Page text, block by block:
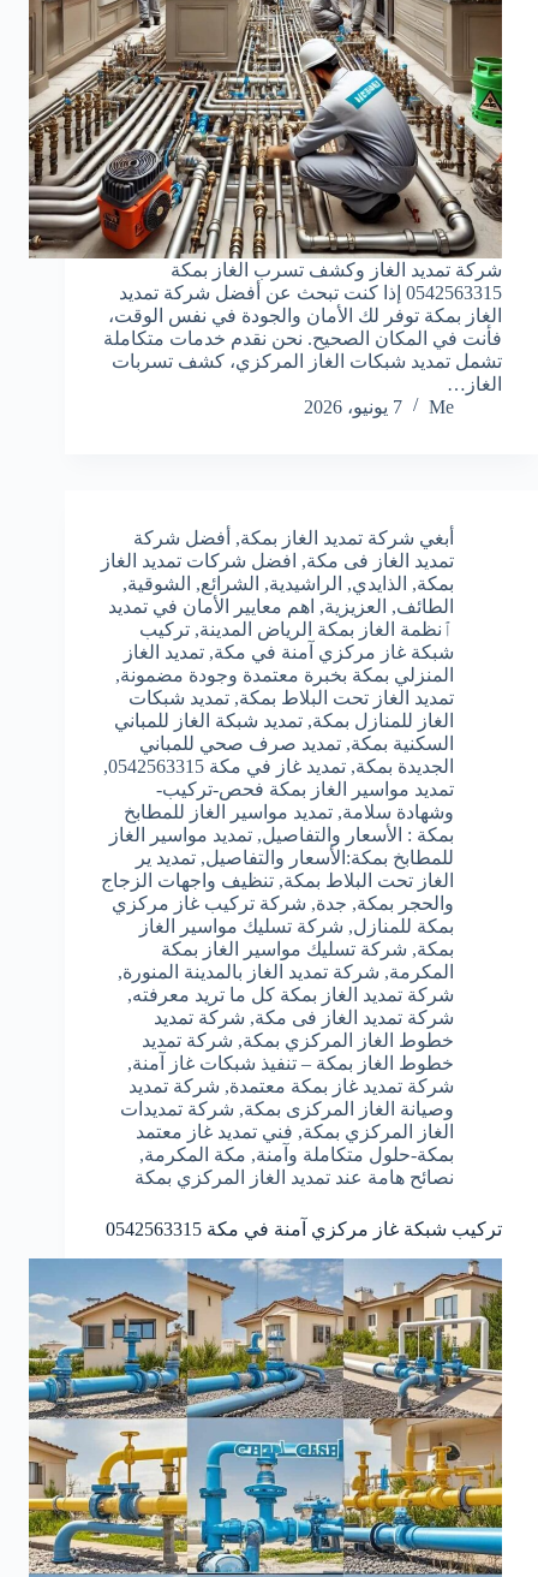
شركة تمديد الغاز وكشف تسرب الغاز بمكة
0542563315 إذا كنت تبحث عن أفضل شركة تمديد
الغاز بمكة توفر لك الأمان والجودة في نفس الوقت،
فأنت في المكان الصحيح. نحن نقدم خدمات متكاملة
تشمل تمديد شبكات الغاز المركزي، كشف تسربات
الغاز…
Me
7 يونيو، 2026
أبغي شركة تمديد الغاز بمكة, أفضل شركة
تمديد الغاز فى مكة, افضل شركات تمديد الغاز
بمكة, الذايدي, الراشيدية, الشرائع, الشوقية,
الطائف, العزيزية, اهم معايير الأمان في تمديد
ٱنظمة الغاز بمكة الرياض المدينة, تركيب
شبكة غاز مركزي آمنة في مكة, تمديد الغاز
المنزلي بمكة بخبرة معتمدة وجودة مضمونة,
تمديد الغاز تحت البلاط بمكة, تمديد شبكات
الغاز للمنازل بمكة, تمديد شبكة الغاز للمباني
السكنية بمكة, تمديد صرف صحي للمباني
الجديدة بمكة, تمديد غاز في مكة 0542563315
,
تمديد مواسير الغاز بمكة فحص-تركيب-
وشهادة سلامة, تمديد مواسير الغاز للمطابخ
بمكة : الأسعار والتفاصيل, تمديد مواسير الغاز
للمطابخ بمكة:الأسعار والتفاصيل, تمديد ير
الغاز تحت البلاط بمكة, تنظيف واجهات الزجاج
والحجر بمكة, جدة, شركة تركيب غاز مركزي
بمكة للمنازل, شركة تسليك مواسير الغاز
بمكة, شركة تسليك مواسير الغاز بمكة
المكرمة, شركة تمديد الغاز بالمدينة المنورة,
شركة تمديد الغاز بمكة كل ما تريد معرفته,
شركة تمديد الغاز فى مكة, شركة تمديد
خطوط الغاز المركزي بمكة, شركة تمديد
خطوط الغاز بمكة – تنفيذ شبكات غاز آمنة,
شركة تمديد غاز بمكة معتمدة, شركة تمديد
وصيانة الغاز المركزى بمكة, شركة تمديدات
الغاز المركزي بمكة, فني تمديد غاز معتمد
بمكة-حلول متكاملة وآمنة, مكة المكرمة,
نصائح هامة عند تمديد الغاز المركزي بمكة
تركيب شبكة غاز مركزي آمنة في مكة 0542563315